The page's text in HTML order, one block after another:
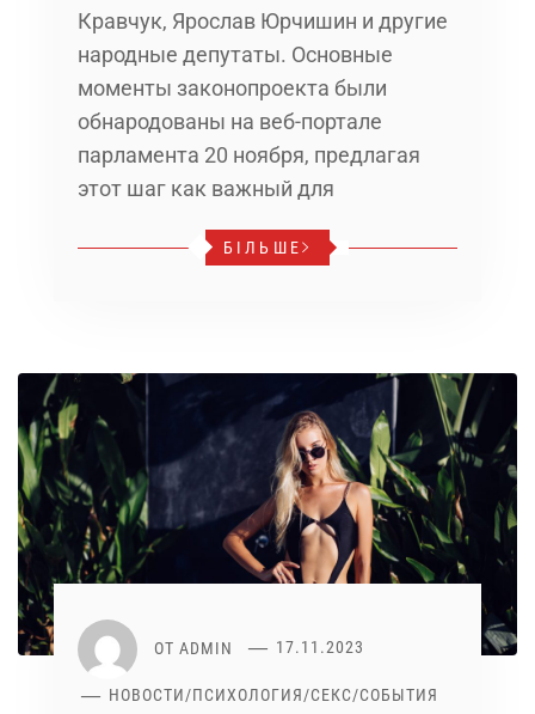
Кравчук, Ярослав Юрчишин и другие
народные депутаты. Основные
моменты законопроекта были
обнародованы на веб-портале
парламента 20 ноября, предлагая
этот шаг как важный для
БІЛЬШЕ
ОТ ADMIN 17.11.2023
НОВОСТИ/ПСИХОЛОГИЯ/СЕКС/СОБЫТИЯ